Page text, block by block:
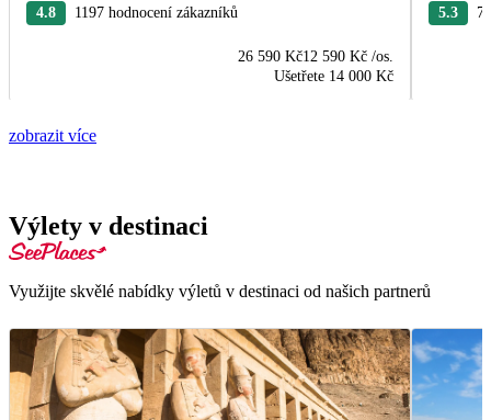
4.8 1197 hodnocení zákazníků
26 590 Kč12 590 Kč /os.
Ušetřete 14 000 Kč
5.3
zobrazit více
Výlety v destinaci
Využijte skvělé nabídky výletů v destinaci od našich partnerů